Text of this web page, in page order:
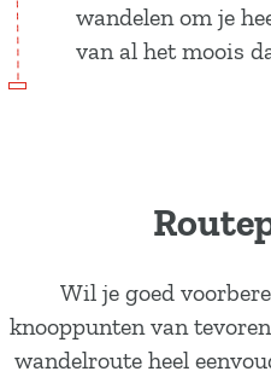
wandelen om je
van al het moois
Wil je goed
knooppunten van
wandelroute heel